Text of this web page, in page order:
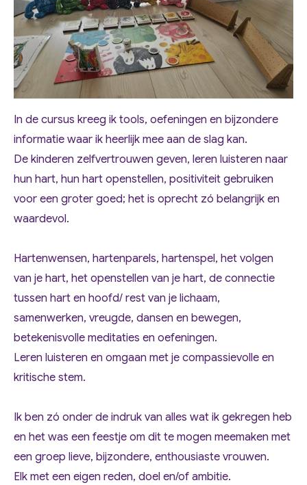
In de cursus kreeg ik tools, oefeningen en bijzondere
informatie waar ik heerlijk mee aan de slag kan.
De kinderen zelfvertrouwen geven, leren luisteren naar
hun hart, hun hart openstellen, positiviteit gebruiken
voor een groter goed; het is oprecht zó belangrijk en
waardevol.
Hartenwensen, hartenparels, hartenspel, het volgen
van je hart, het openstellen van je hart, de connectie
tussen hart en hoofd/ rest van je lichaam,
samenwerken, vreugde, dansen en bewegen,
betekenisvolle meditaties en oefeningen.
Leren luisteren en omgaan met je compassievolle en
kritische stem.
Ik ben zó onder de indruk van alles wat ik gekregen heb
en het was een feestje om dit te mogen meemaken met
een groep lieve, bijzondere, enthousiaste vrouwen.
Elk met een eigen reden, doel en/of ambitie.